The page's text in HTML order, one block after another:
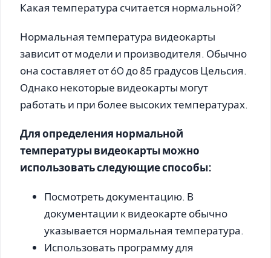
Какая температура считается нормальной?
Нормальная температура видеокарты
зависит от модели и производителя. Обычно
она составляет от 60 до 85 градусов Цельсия.
Однако некоторые видеокарты могут
работать и при более высоких температурах.
Для определения нормальной
температуры видеокарты можно
использовать следующие способы:
Посмотреть документацию. В
документации к видеокарте обычно
указывается нормальная температура.
Использовать программу для